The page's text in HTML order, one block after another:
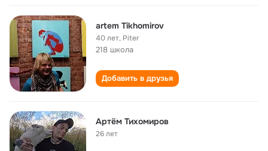
artem Tikhomirov
40 лет, Piter
218 школа
Добавить в друзья
Артём Тихомиров
26 лет